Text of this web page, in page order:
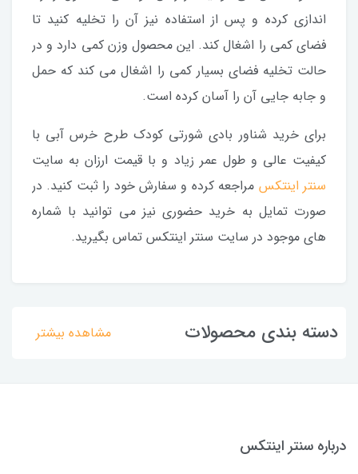
اندازی کرده و پس از استفاده نیز آن را تخلیه کنید تا
فضای کمی را اشغال کند. این محصول وزن کمی دارد و در
حالت تخلیه فضای بسیار کمی را اشغال می کند که حمل
و جابه جایی آن را آسان کرده است.
برای خرید شناور بادی شورتی کودک طرح خرس آبی با
کیفیت عالی و طول عمر زیاد و با قیمت ارزان به سایت
سنتر اینتکس مراجعه کرده و سفارش خود را ثبت کنید. در
صورت تمایل به خرید حضوری نیز می توانید با شماره
های موجود در سایت سنتر اینتکس تماس بگیرید.
دسته بندی محصولات مشاهده بیشتر
درباره سنتر اینتکس